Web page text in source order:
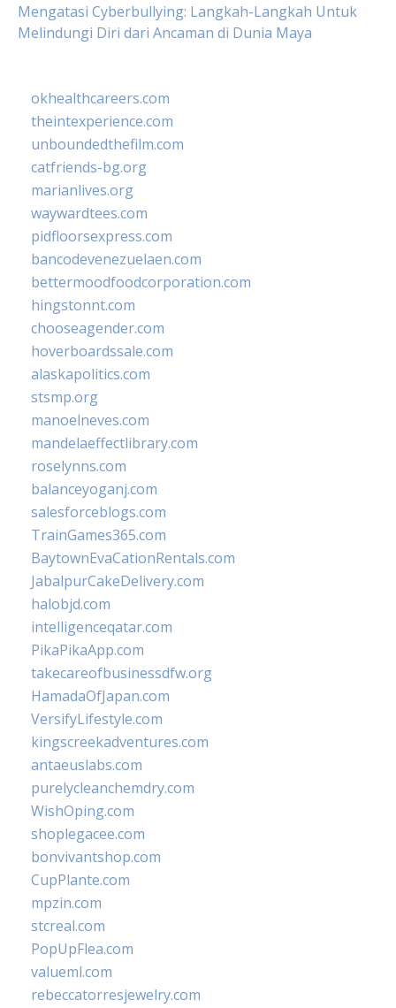
Mengatasi Cyberbullying: Langkah-Langkah Untuk
Melindungi Diri dari Ancaman di Dunia Maya
okhealthcareers.com
theintexperience.com
unboundedthefilm.com
catfriends-bg.org
marianlives.org
waywardtees.com
pidfloorsexpress.com
bancodevenezuelaen.com
bettermoodfoodcorporation.com
hingstonnt.com
chooseagender.com
hoverboardssale.com
alaskapolitics.com
stsmp.org
manoelneves.com
mandelaeffectlibrary.com
roselynns.com
balanceyoganj.com
salesforceblogs.com
TrainGames365.com
BaytownEvaCationRentals.com
JabalpurCakeDelivery.com
halobjd.com
intelligenceqatar.com
PikaPikaApp.com
takecareofbusinessdfw.org
HamadaOfJapan.com
VersifyLifestyle.com
kingscreekadventures.com
antaeuslabs.com
purelycleanchemdry.com
WishOping.com
shoplegacee.com
bonvivantshop.com
CupPlante.com
mpzin.com
stcreal.com
PopUpFlea.com
valueml.com
rebeccatorresjewelry.com